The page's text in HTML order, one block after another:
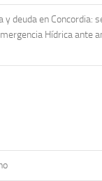
y deuda en Concordia:
Hídrica ante